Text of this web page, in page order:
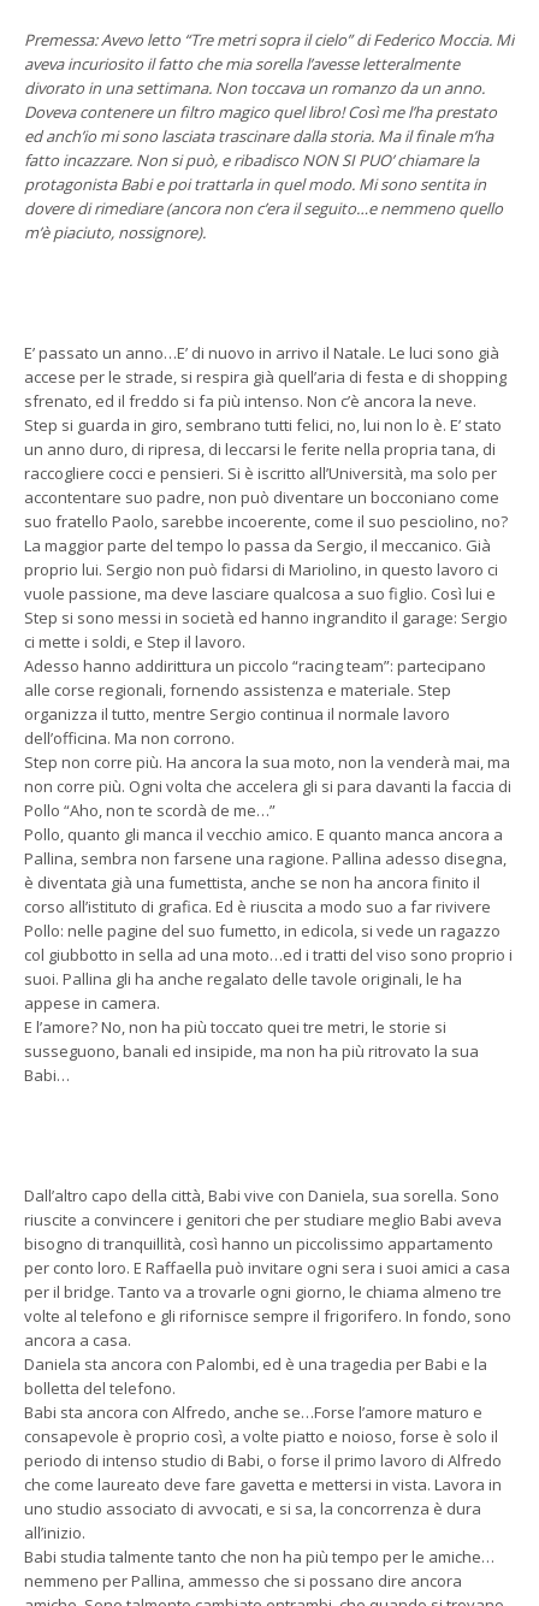
Premessa: Avevo letto “Tre metri sopra il cielo” di Federico Moccia. Mi
aveva incuriosito il fatto che mia sorella l’avesse letteralmente
divorato in una settimana. Non toccava un romanzo da un anno.
Doveva contenere un filtro magico quel libro! Così me l’ha prestato
ed anch’io mi sono lasciata trascinare dalla storia. Ma il finale m’ha
fatto incazzare. Non si può, e ribadisco NON SI PUO’ chiamare la
protagonista Babi e poi trattarla in quel modo. Mi sono sentita in
dovere di rimediare (ancora non c’era il seguito…e nemmeno quello
m’è piaciuto, nossignore).
E’ passato un anno…E’ di nuovo in arrivo il Natale. Le luci sono già
accese per le strade, si respira già quell’aria di festa e di shopping
sfrenato, ed il freddo si fa più intenso. Non c’è ancora la neve.
Step si guarda in giro, sembrano tutti felici, no, lui non lo è. E’ stato
un anno duro, di ripresa, di leccarsi le ferite nella propria tana, di
raccogliere cocci e pensieri. Si è iscritto all’Università, ma solo per
accontentare suo padre, non può diventare un bocconiano come
suo fratello Paolo, sarebbe incoerente, come il suo pesciolino, no?
La maggior parte del tempo lo passa da Sergio, il meccanico. Già
proprio lui. Sergio non può fidarsi di Mariolino, in questo lavoro ci
vuole passione, ma deve lasciare qualcosa a suo figlio. Così lui e
Step si sono messi in società ed hanno ingrandito il garage: Sergio
ci mette i soldi, e Step il lavoro.
Adesso hanno addirittura un piccolo “racing team”: partecipano
alle corse regionali, fornendo assistenza e materiale. Step
organizza il tutto, mentre Sergio continua il normale lavoro
dell’officina. Ma non corrono.
Step non corre più. Ha ancora la sua moto, non la venderà mai, ma
non corre più. Ogni volta che accelera gli si para davanti la faccia di
Pollo “Aho, non te scordà de me…”
Pollo, quanto gli manca il vecchio amico. E quanto manca ancora a
Pallina, sembra non farsene una ragione. Pallina adesso disegna,
è diventata già una fumettista, anche se non ha ancora finito il
corso all’istituto di grafica. Ed è riuscita a modo suo a far rivivere
Pollo: nelle pagine del suo fumetto, in edicola, si vede un ragazzo
col giubbotto in sella ad una moto…ed i tratti del viso sono proprio i
suoi. Pallina gli ha anche regalato delle tavole originali, le ha
appese in camera.
E l’amore? No, non ha più toccato quei tre metri, le storie si
susseguono, banali ed insipide, ma non ha più ritrovato la sua
Babi…
Dall’altro capo della città, Babi vive con Daniela, sua sorella. Sono
riuscite a convincere i genitori che per studiare meglio Babi aveva
bisogno di tranquillità, così hanno un piccolissimo appartamento
per conto loro. E Raffaella può invitare ogni sera i suoi amici a casa
per il bridge. Tanto va a trovarle ogni giorno, le chiama almeno tre
volte al telefono e gli rifornisce sempre il frigorifero. In fondo, sono
ancora a casa.
Daniela sta ancora con Palombi, ed è una tragedia per Babi e la
bolletta del telefono.
Babi sta ancora con Alfredo, anche se…Forse l’amore maturo e
consapevole è proprio così, a volte piatto e noioso, forse è solo il
periodo di intenso studio di Babi, o forse il primo lavoro di Alfredo
che come laureato deve fare gavetta e mettersi in vista. Lavora in
uno studio associato di avvocati, e si sa, la concorrenza è dura
all’inizio.
Babi studia talmente tanto che non ha più tempo per le amiche…
nemmeno per Pallina, ammesso che si possano dire ancora